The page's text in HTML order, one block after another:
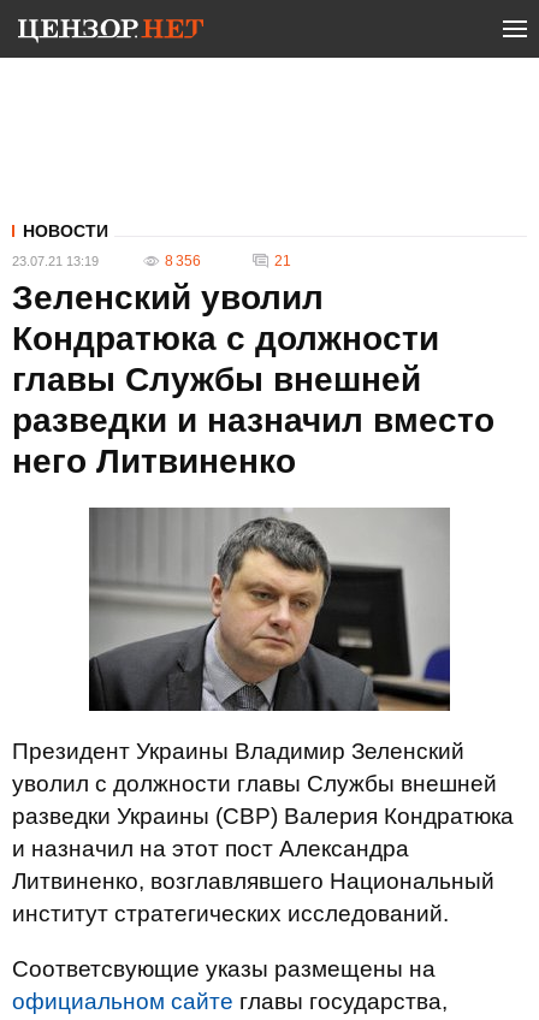
НОВОСТИ
23.07.21 13:19 8 356 21
Зеленский уволил
Кондратюка с должности
главы Службы внешней
разведки и назначил вместо
него Литвиненко
Президент Украины Владимир Зеленский
уволил с должности главы Службы внешней
разведки Украины (СВР) Валерия Кондратюка
и назначил на этот пост Александра
Литвиненко, возглавлявшего Национальный
институт стратегических исследований.
Соответсвующие указы размещены на
официальном сайте главы государства,